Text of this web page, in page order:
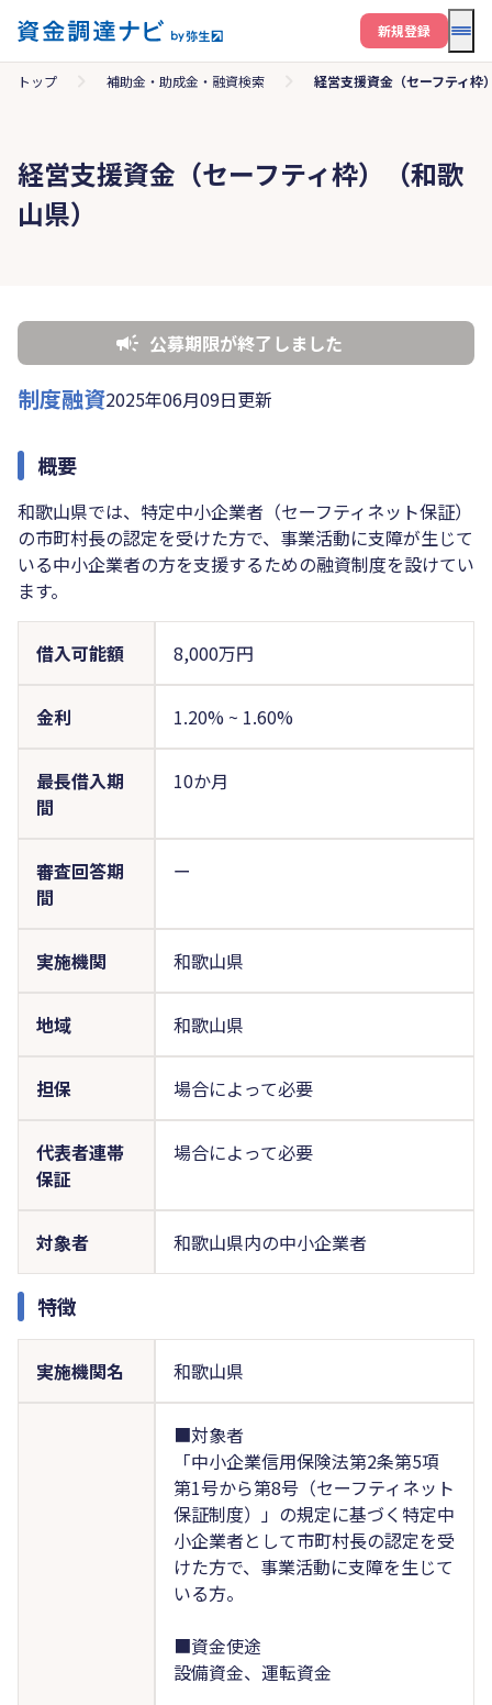
メ
新規登録
トップ 補助金・助成金・融資検索 経営支援資金（セーフティ枠
経営支援資金（セーフティ枠）（和歌
山県）
公募期限が終了しました
制度融資2025年06月09日更新
概要
和歌山県では、特定中小企業者（セーフティネット保証）
の市町村長の認定を受けた方で、事業活動に支障が生じて
いる中小企業者の方を支援するための融資制度を設けてい
ます。
借入可能額 8,000万円
金利 1.20% ~ 1.60%
最長借入期
間
10か月
審査回答期
間
ー
実施機関 和歌山県
地域 和歌山県
担保 場合によって必要
代表者連帯
保証
場合によって必要
対象者 和歌山県内の中小企業者
特徴
実施機関名 和歌山県
■対象者
「中小企業信用保険法第2条第5項
第1号から第8号（セーフティネット
保証制度）」の規定に基づく特定中
小企業者として市町村長の認定を受
けた方で、事業活動に支障を生じて
いる方。
■資金使途
設備資金、運転資金